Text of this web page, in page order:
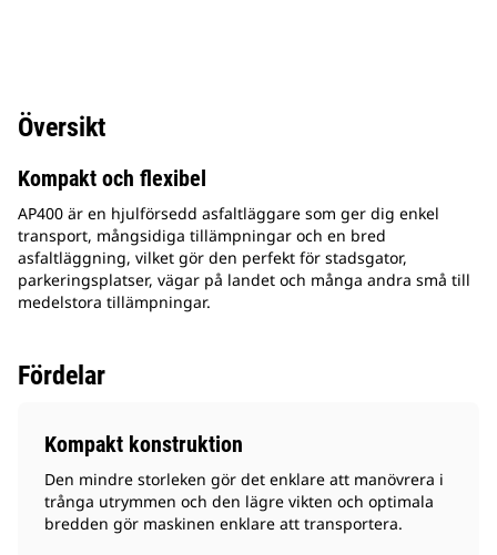
Översikt
Kompakt och flexibel
AP400 är en hjulförsedd asfaltläggare som ger dig enkel
transport, mångsidiga tillämpningar och en bred
asfaltläggning, vilket gör den perfekt för stadsgator,
parkeringsplatser, vägar på landet och många andra små till
medelstora tillämpningar.
Fördelar
Kompakt konstruktion
Den mindre storleken gör det enklare att manövrera i
trånga utrymmen och den lägre vikten och optimala
bredden gör maskinen enklare att transportera.